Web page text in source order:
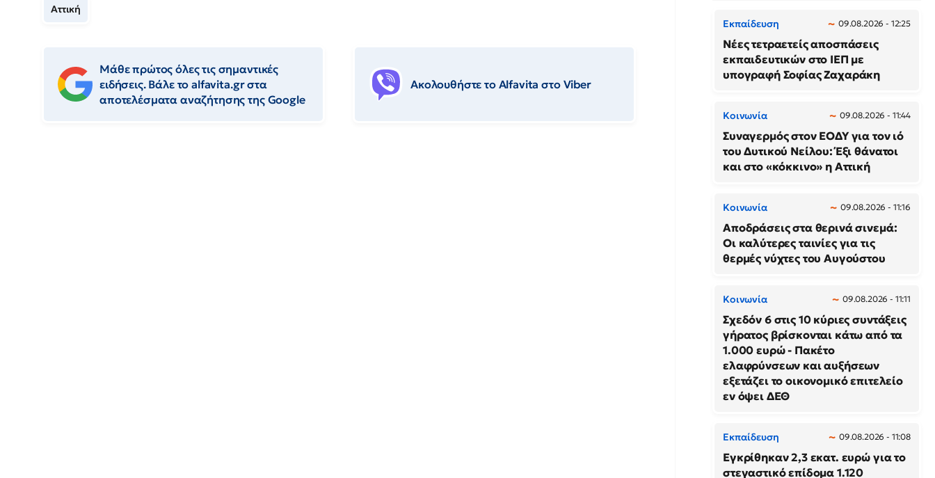
Αττική
Μάθε πρώτος όλες τις σημαντικές
ειδήσεις. Βάλε το alfavita.gr στα
αποτελέσματα αναζήτησης της Google
Ακολουθήστε το Αlfavita στο Viber
Εκπαίδευση 09.08.2026 - 12:25
Νέες τετραετείς αποσπάσεις
εκπαιδευτικών στο ΙΕΠ με
υπογραφή Σοφίας Ζαχαράκη
Κοινωνία 09.08.2026 - 11:44
Συναγερμός στον ΕΟΔΥ για τον ιό
του Δυτικού Νείλου: Έξι θάνατοι
και στο «κόκκινο» η Αττική
Κοινωνία 09.08.2026 - 11:16
Αποδράσεις στα θερινά σινεμά:
Οι καλύτερες ταινίες για τις
θερμές νύχτες του Αυγούστου
Κοινωνία 09.08.2026 - 11:11
Σχεδόν 6 στις 10 κύριες συντάξεις
γήρατος βρίσκονται κάτω από τα
1.000 ευρώ - Πακέτο
ελαφρύνσεων και αυξήσεων
εξετάζει το οικονομικό επιτελείο
εν όψει ΔΕΘ
Εκπαίδευση 09.08.2026 - 11:08
Εγκρίθηκαν 2,3 εκατ. ευρώ για το
στεγαστικό επίδομα 1.120